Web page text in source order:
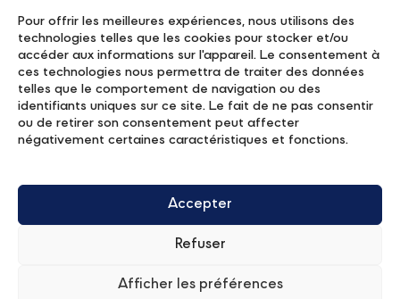
Pour offrir les meilleures expériences, nous utilisons des
technologies telles que les cookies pour stocker et/ou
accéder aux informations sur l'appareil. Le consentement à
ces technologies nous permettra de traiter des données
telles que le comportement de navigation ou des
identifiants uniques sur ce site. Le fait de ne pas consentir
ou de retirer son consentement peut affecter
négativement certaines caractéristiques et fonctions.
Accepter
Refuser
Afficher les préférences
我们是谁
Young Leaders
项目
Young Leaders – Apply
新闻
Contact
隐私政策